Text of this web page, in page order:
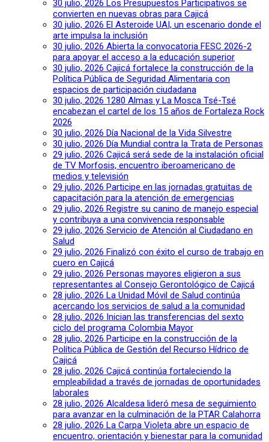
30 julio, 2026 Los Presupuestos Participativos se
convierten en nuevas obras para Cajicá
30 julio, 2026 El Asteroide UAI, un escenario donde el
arte impulsa la inclusión
30 julio, 2026 Abierta la convocatoria FESC 2026-2
para apoyar el acceso a la educación superior
30 julio, 2026 Cajicá fortalece la construcción de la
Política Pública de Seguridad Alimentaria con
espacios de participación ciudadana
30 julio, 2026 1280 Almas y La Mosca Tsé-Tsé
encabezan el cartel de los 15 años de Fortaleza Rock
2026
30 julio, 2026 Día Nacional de la Vida Silvestre
30 julio, 2026 Día Mundial contra la Trata de Personas
29 julio, 2026 Cajicá será sede de la instalación oficial
de TV Morfosis, encuentro iberoamericano de
medios y televisión
29 julio, 2026 Participe en las jornadas gratuitas de
capacitación para la atención de emergencias
29 julio, 2026 Registre su canino de manejo especial
y contribuya a una convivencia responsable
29 julio, 2026 Servicio de Atención al Ciudadano en
Salud
29 julio, 2026 Finalizó con éxito el curso de trabajo en
cuero en Cajicá
29 julio, 2026 Personas mayores eligieron a sus
representantes al Consejo Gerontológico de Cajicá
28 julio, 2026 La Unidad Móvil de Salud continúa
acercando los servicios de salud a la comunidad
28 julio, 2026 Inician las transferencias del sexto
ciclo del programa Colombia Mayor
28 julio, 2026 Participe en la construcción de la
Política Pública de Gestión del Recurso Hídrico de
Cajicá
28 julio, 2026 Cajicá continúa fortaleciendo la
empleabilidad a través de jornadas de oportunidades
laborales
28 julio, 2026 Alcaldesa lideró mesa de seguimiento
para avanzar en la culminación de la PTAR Calahorra
28 julio, 2026 La Carpa Violeta abre un espacio de
encuentro, orientación y bienestar para la comunidad